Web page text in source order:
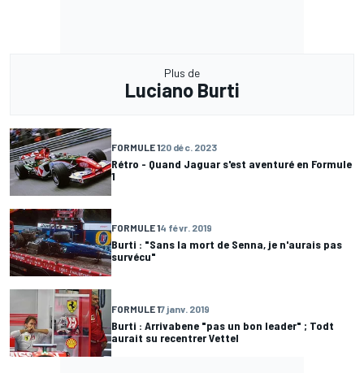
Plus de
Luciano Burti
FORMULE 120 déc. 2023
Rétro - Quand Jaguar s'est aventuré en Formule
1
FORMULE 14 févr. 2019
Burti : "Sans la mort de Senna, je n'aurais pas
survécu"
FORMULE 17 janv. 2019
Burti : Arrivabene "pas un bon leader" ; Todt
aurait su recentrer Vettel